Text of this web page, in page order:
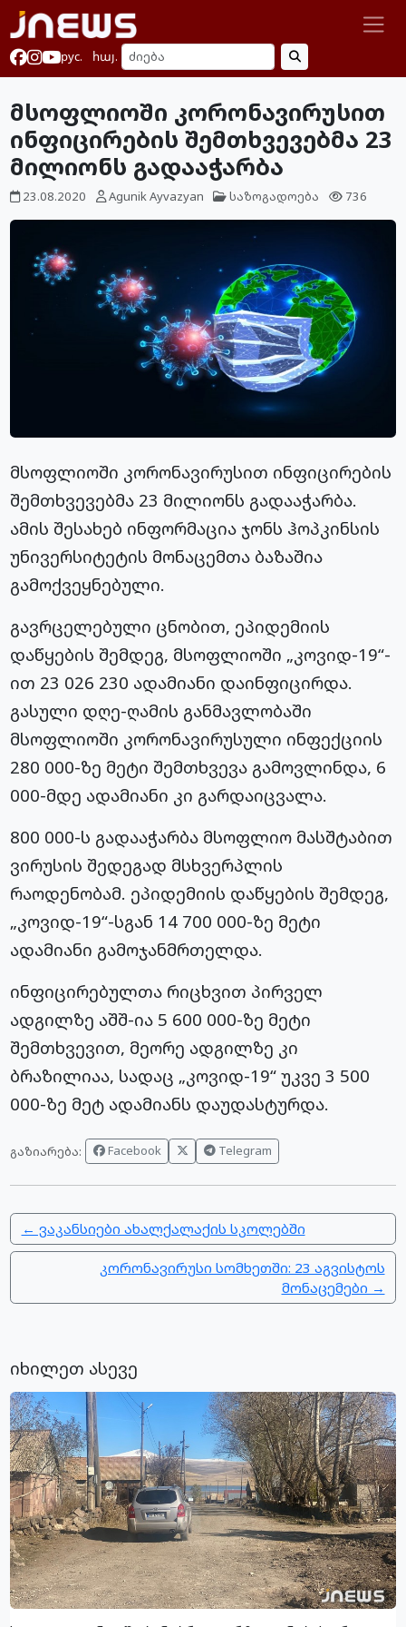
рус. հայ.
მსოფლიოში კორონავირუსით
ინფიცირების შემთხვევებმა 23
მილიონს გადააჭარბა
23.08.2020 Agunik Ayvazyan საზოგადოება 736
მსოფლიოში კორონავირუსით ინფიცირების
შემთხვევებმა 23 მილიონს გადააჭარბა.
ამის შესახებ ინფორმაცია ჯონს ჰოპკინსის
უნივერსიტეტის მონაცემთა ბაზაშია
გამოქვეყნებული.
გავრცელებული ცნობით, ეპიდემიის
დაწყების შემდეგ, მსოფლიოში „კოვიდ-19“-
ით 23 026 230 ადამიანი დაინფიცირდა.
გასული დღე-ღამის განმავლობაში
მსოფლიოში კორონავირუსული ინფექციის
280 000-ზე მეტი შემთხვევა გამოვლინდა, 6
000-მდე ადამიანი კი გარდაიცვალა.
800 000-ს გადააჭარბა მსოფლიო მასშტაბით
ვირუსის შედეგად მსხვერპლის
რაოდენობამ. ეპიდემიის დაწყების შემდეგ,
„კოვიდ-19“-სგან 14 700 000-ზე მეტი
ადამიანი გამოჯანმრთელდა.
ინფიცირებულთა რიცხვით პირველ
ადგილზე აშშ-ია 5 600 000-ზე მეტი
შემთხვევით, მეორე ადგილზე კი
ბრაზილიაა, სადაც „კოვიდ-19“ უკვე 3 500
000-ზე მეტ ადამიანს დაუდასტურდა.
გაზიარება: Facebook Telegram
← ვაკანსიები ახალქალაქის სკოლებში
კორონავირუსი სომხეთში: 23 აგვისტოს
მონაცემები →
იხილეთ ასევე